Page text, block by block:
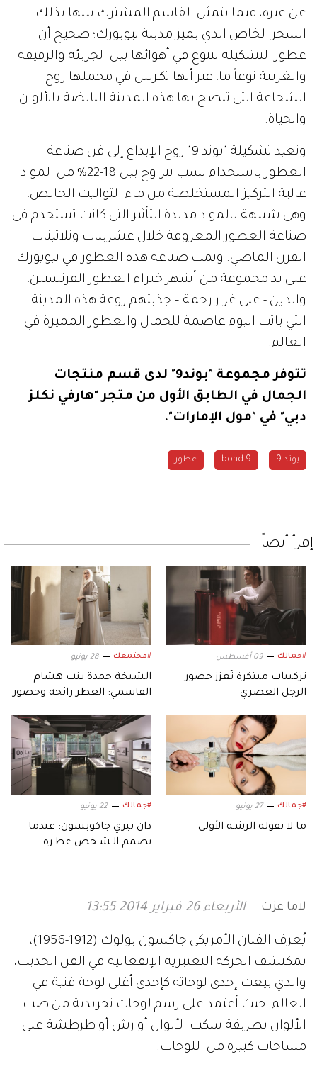
عن غيره، فيما يتمثل القاسم المشترك بينها بذلك
السحر الخاص الذي يميز مدينة نيويورك؛ صحيح أن
عطور التشكيلة تتنوع في أهوائها بين الجريئة والرقيقة
والغريبة نوعاً ما، غير أنها تكـرس في مجملها روح
الشجاعة التي تنضح بها هذه المدينة النابضة بالألوان
والحياة.
وتعيد تشكيلة "بوند 9" روح الإبداع إلى فن صناعة
العطور باستخدام نسب تتراوح بين 18-22% من المواد
عالية التركيز المستخلصة من ماء التواليت الخالص،
وهي شبيهة بالمواد مديدة التأثير التي كانت تستخدم في
صناعة العطور المعروفة خلال عشرينات وثلاثينات
القرن الماضي. وتمت صناعة هذه العطور في نيويورك
على يد مجموعة من أشهر خبراء العطور الفرنسيين،
والذين - على غرار رحمة – جذبتهم روعة هذه المدينة
التي باتت اليوم عاصمة للجمال والعطور المميزة في
العالم.
تتوفر مجموعة "بوند9" لدى قسم منتجات
الجمال في الطابق الأول من متجر "هارفي نكلز
دبي" في "مول الإمارات".
بوند 9 bond 9 عطور
إقرأ أيضاً
#جمالك 09 أغسطس
تركيبات مبتكرة تُعزز حضور
الرجل العصري
#مجتمعك 28 يونيو
الشيخة حمدة بنت هشام
القاسمي: العطر رائحة وحضور
#جمالك 27 يونيو
ما لا تقوله الرشـة الأولى
#جمالك 22 يونيو
دان تيري جاكوبسون: عندما
يصمم الـشـخص عطـره
لاما عزت الأربعاء 26 فبراير 2014 13:55
يُعرف الفنان الأمريكي جاكسون بولوك (1912-1956)،
بمكتشف الحركة التعبيرية الإنفعالية في الفن الحديث،
والذي بيعت إحدى لوحاته كإحدى أغلى لوحة فنية في
العالم، حيث أعتمد على رسم لوحات تجريدية من صب
الألوان بطريقة سكب الألوان أو رش أو طرطشة على
مساحات كبيرة من اللوحات.